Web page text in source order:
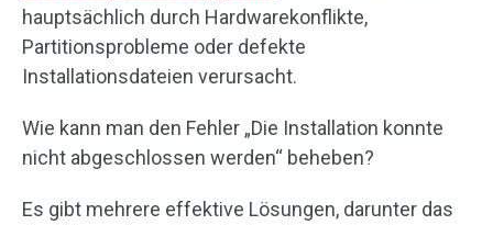
hauptsächlich durch Hardwarekonflikte,
Partitionsprobleme oder defekte
Installationsdateien verursacht.
Wie kann man den Fehler „Die Installation konnte
nicht abgeschlossen werden“ beheben?
Es gibt mehrere effektive Lösungen, darunter das